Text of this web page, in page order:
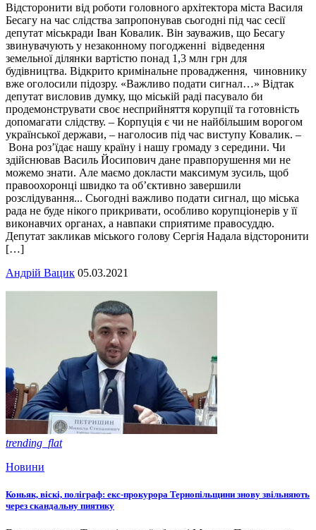
Відсторонити від роботи головного архітектора міста Василя
Бесагу на час слідства запропонував сьогодні під час сесії
депутат міськради Іван Ковалик. Він зауважив, що Бесагу
звинувачують у незаконному погодженні відведення
земельної ділянки вартістю понад 1,3 млн грн для
будівництва. Відкрито кримінальне провадження, чиновнику
вже оголосили підозру. «Важливо подати сигнал…» Відтак
депутат висловив думку, що міській раді пасувало би
продемонструвати своє несприйняття корупції та готовність
допомагати слідству. – Корпуція є чи не найбільшим ворогом
української держави, – наголосив під час виступу Ковалик. –
Вона роз’їдає нашу країну і нашу громаду з середини. Чи
здійснював Василь Йосипович дане правпорушення ми не
можемо знати. Але маємо докласти максимум зусиль, щоб
правоохоронці швидко та об’єктивно завершили
розслідування... Сьогодні важливо подати сигнал, що міська
рада не буде нікого прикривати, особливо корупціонерів у її
виконавчих органах, а навпаки сприятиме правосуддю.
Депутат закликав міського голову Сергія Надала відсторонити
[…]
Андрій Вацик 05.03.2021
trending_flat
Новини
Коньяк, віскі, поліграф: екс-прокурора Тернопільщини знову звільняють
через скандальну пиятику